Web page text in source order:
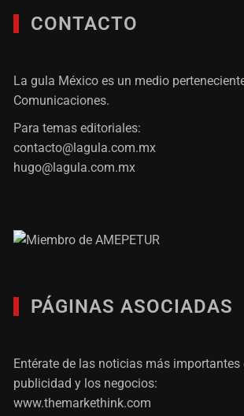
CONTACTO
La gula México es un medio
Comunicaciones.
Para temas editoriales:
contacto@lagula.com.mx
hugo@lagula.com.mx
PÁGINAS ASOCIADAS
Entérate de las noticias más importantes
publicidad y los negocios:
www.themarkethink.com